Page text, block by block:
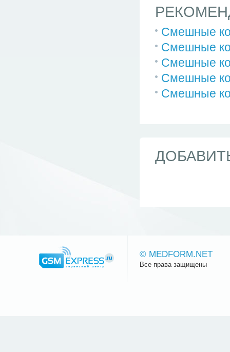
Смешные
Смешные
Смешные
Смешные
Смешные
© MEDFORM.NET
Все права защищены